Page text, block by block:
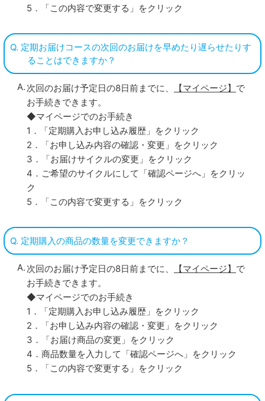
5．「この内容で変更する」をクリック
Q. 定期お届けコースの次回のお届けを早めたり遅らせたりす
ることはできますか？
次回のお届け予定日の8日前までに、 【マイページ】 で
お手続きできます。
◆マイページでのお手続き
1．「定期購入お申し込み履歴」をクリック
2．「お申し込み内容の確認・変更」をクリック
3．「お届けサイクルの変更」をクリック
4．ご希望のサイクルにして「確認ページへ」をクリッ
ク
5．「この内容で変更する」をクリック
Q. 定期購入の商品の数量を変更できますか？
次回のお届け予定日の8日前までに、 【マイページ】 で
お手続きできます。
◆マイページでのお手続き
1．「定期購入お申し込み履歴」をクリック
2．「お申し込み内容の確認・変更」をクリック
3．「お届け商品の変更」をクリック
4．商品数量を入力して「確認ページへ」をクリック
5．「この内容で変更する」をクリック